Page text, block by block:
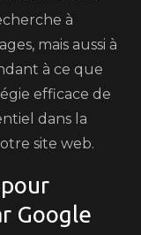
à
mais aussi à
à ce que
efficace de
dans la
site web.
Google